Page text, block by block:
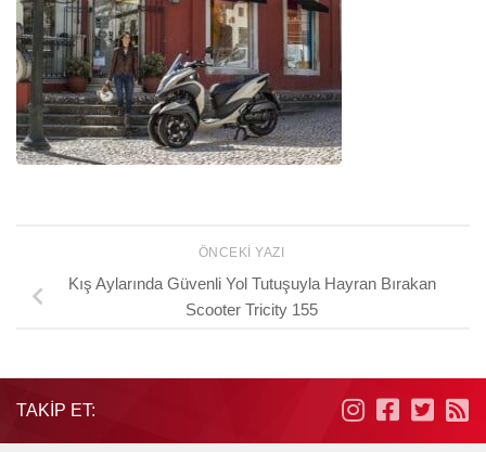
ÖNCEKI YAZI
Kış Aylarında Güvenli Yol Tutuşuyla Hayran Bırakan
Scooter Tricity 155
TAKIP ET: